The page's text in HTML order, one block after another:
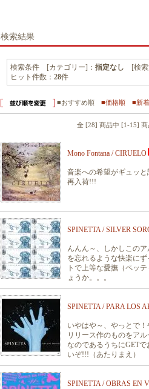
検索結果
検索条件 [カテゴリー]： 指定なし [検索
ヒット件数： 28件
■おすすめ順 ■価格順 ■新
全 [28] 商品中 [1-15]
Mono Fontana / CIRUELO
音楽への希望がギュッ
再入荷!!!
SPINETTA / SILVER
んんん～、しかしこの
を忘れるような快楽に
トで上等な愛撫（ペッ
ょうか。。。
SPINETTA / PARA LOS
いやはや～、やっとで
リリース作のものをア
なのであるうちにGET
いぞ!!!（あたりまえ）
SPINETTA / OBRAS EN